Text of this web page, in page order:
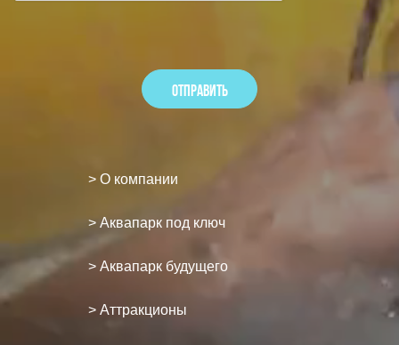
> О компании
> Аквапарк под ключ
> Аквапарк будущего
> Аттракционы